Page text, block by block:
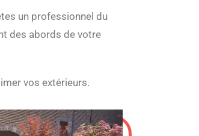
un professionnel du
des abords de votre
vos extérieurs.